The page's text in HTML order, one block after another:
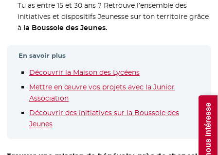
Tu as entre 15 et 30 ans ? Retrouve l’ensemble des
initiatives et dispositifs Jeunesse sur ton territoire grâce
à la Boussole des Jeunes.
En savoir plus
Découvrir la Maison des Lycéens- Nouvelle fenêtre
Mettre en œuvre vos projets avec la Junior
Association- Nouvelle fenêtre
Découvrir des initiatives sur la Boussole des
Jeunes- Nouvelle fenêtre